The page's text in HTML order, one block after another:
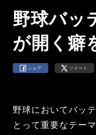
野球バッ
が開く癖
シェア ツイート
野球においてバッ
とって重要なテー